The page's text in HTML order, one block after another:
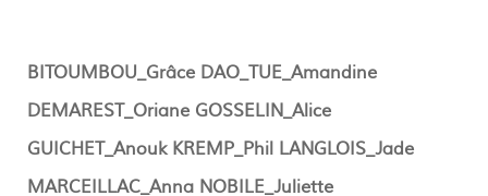
BITOUMBOU_Grâce DAO_TUE_Amandine
DEMAREST_Oriane GOSSELIN_Alice
GUICHET_Anouk KREMP_Phil LANGLOIS_Jade
MARCEILLAC_Anna NOBILE_Juliette